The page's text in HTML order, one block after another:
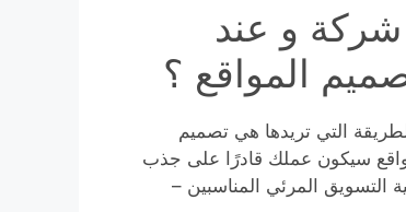
و عند
المواقع ؟
التي تريدها هي تصميم
سيكون عملك قادرًا على جذب
التسويق المرئي المناسبين –